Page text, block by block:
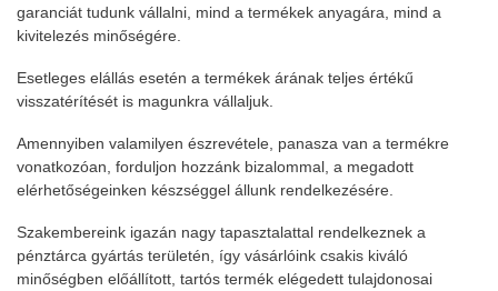
garanciát tudunk vállalni, mind a termékek anyagára, mind a
kivitelezés minőségére.
Esetleges elállás esetén a termékek árának teljes értékű
visszatérítését is magunkra vállaljuk.
Amennyiben valamilyen észrevétele, panasza van a termékre
vonatkozóan, forduljon hozzánk bizalommal, a megadott
elérhetőségeinken készséggel állunk rendelkezésére.
Szakembereink igazán nagy tapasztalattal rendelkeznek a
pénztárca gyártás területén, így vásárlóink csakis kiváló
minőségben előállított, tartós termék elégedett tulajdonosai